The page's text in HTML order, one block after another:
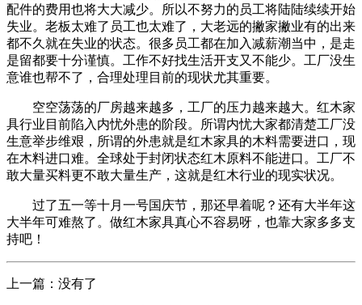
配件的费用也将大大减少。所以不努力的员工将陆陆续续开始
失业。老板太难了员工也太难了，大老远的撇家撇业有的出来
都不久就在失业的状态。很多员工都在加入减薪潮当中，是走
是留都要十分谨慎。工作不好找生活开支又不能少。工厂没生
意谁也帮不了，合理处理目前的现状尤其重要。
空空荡荡的厂房越来越多，工厂的压力越来越大。红木家
具行业目前陷入内忧外患的阶段。所谓内忧大家都清楚工厂没
生意举步维艰，所谓的外患就是红木家具的木料需要进口，现
在木料进口难。全球处于封闭状态红木原料不能进口。工厂不
敢大量买料更不敢大量生产，这就是红木行业的现实状况。
过了五一等十月一号国庆节，那还早着呢？还有大半年这
大半年可难熬了。做红木家具真心不容易呀，也靠大家多多支
持吧！
上一篇：没有了